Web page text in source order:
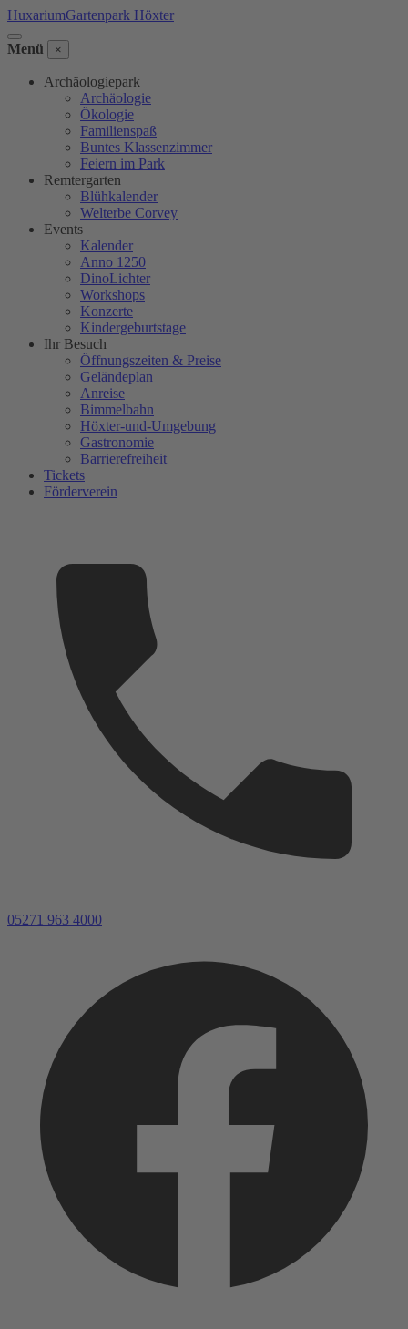
HuxariumGartenpark Höxter
Menü ×
Archäologiepark
Archäologie
Ökologie
Familienspaß
Buntes Klassenzimmer
Feiern im Park
Remtergarten
Blühkalender
Welterbe Corvey
Events
Kalender
Anno 1250
DinoLichter
Workshops
Konzerte
Kindergeburtstage
Ihr Besuch
Öffnungszeiten & Preise
Geländeplan
Anreise
Bimmelbahn
Höxter-und-Umgebung
Gastronomie
Barrierefreiheit
Tickets
Förderverein
05271 963 4000